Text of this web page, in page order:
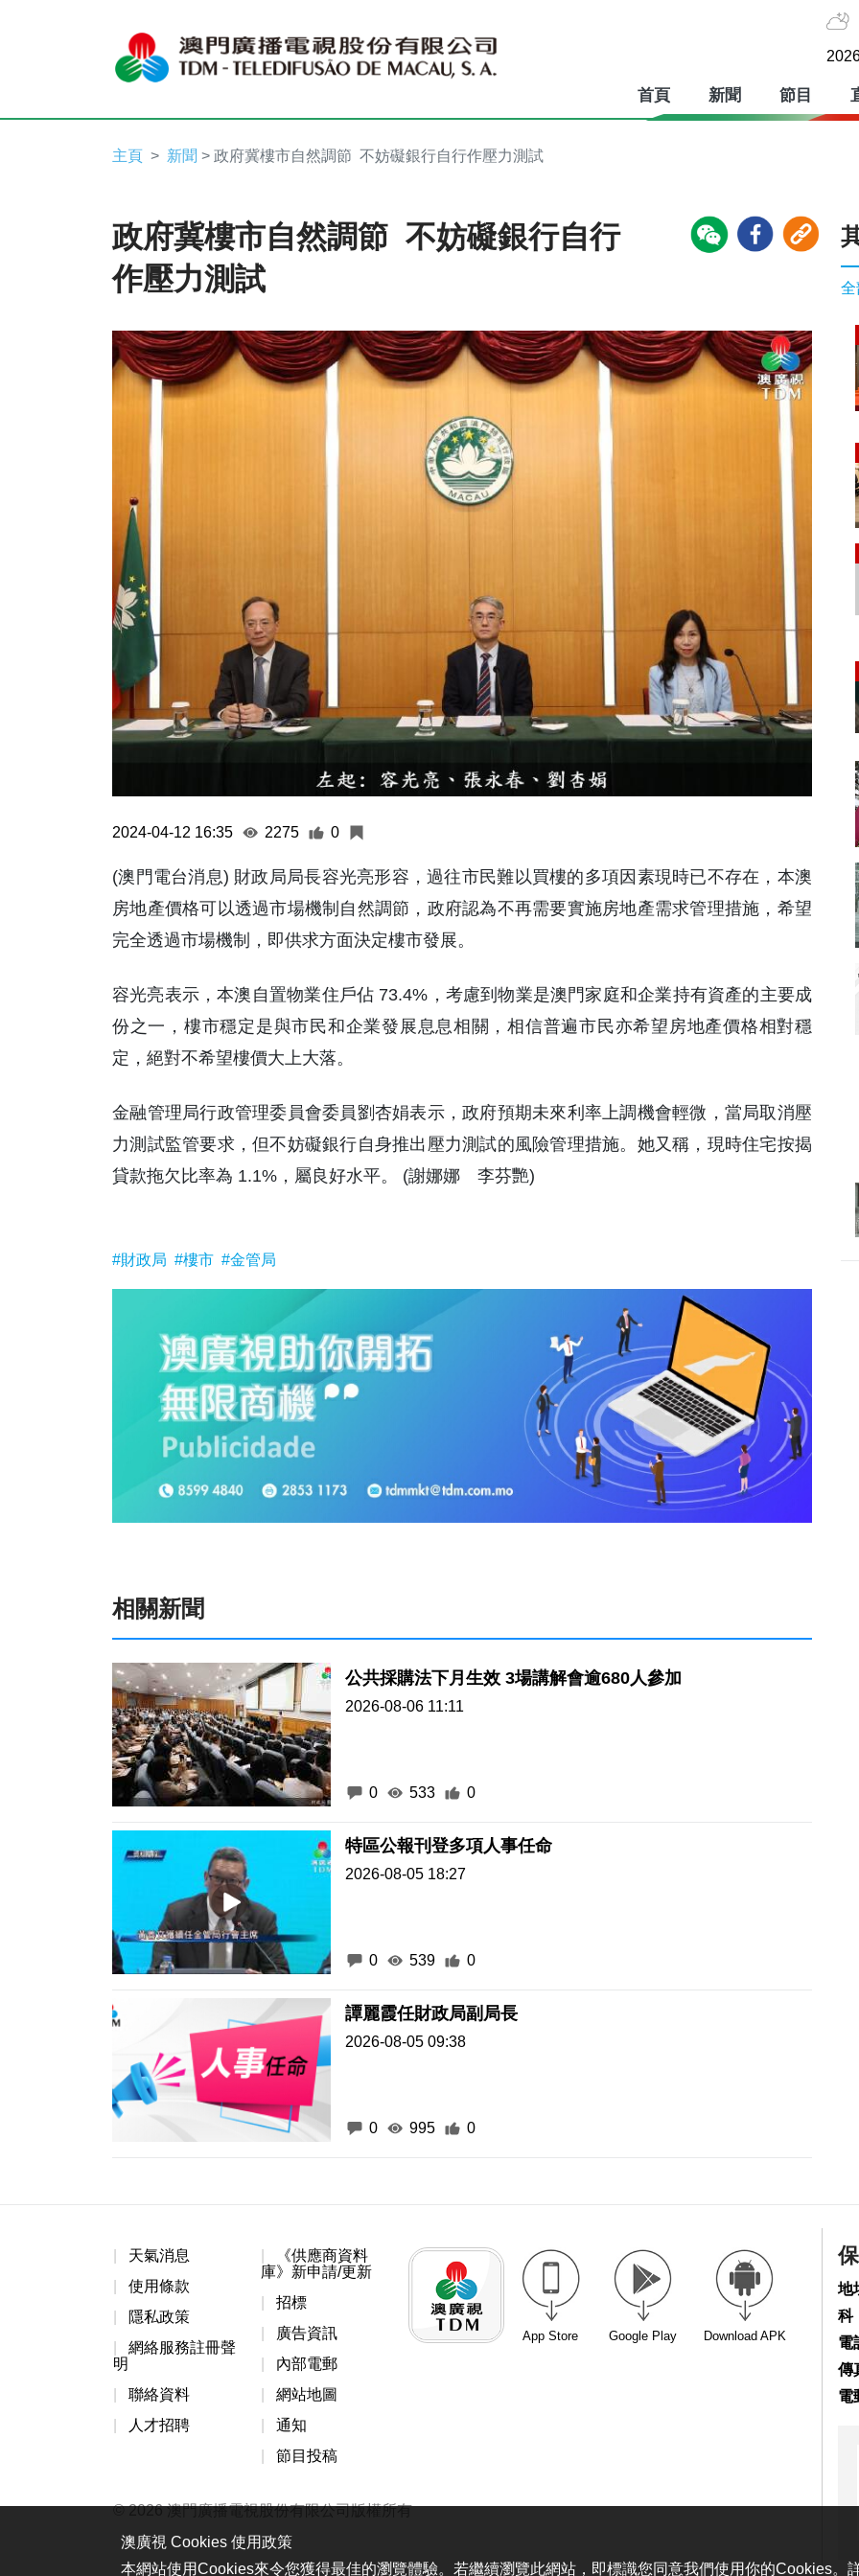
首頁 新聞 節目
主頁 新聞 > 政府冀樓市自然調節 不妨礙銀行自行作壓力測試
政府冀樓市自然調節 不妨礙銀行自行
作壓力測試
2024-04-12 16:35 2275 0
(澳門電台消息) 財政局局長容光亮形容，過往市民難以買樓的多項因素現時已不存在，本澳
房地產價格可以透過市場機制自然調節，政府認為不再需要實施房地產需求管理措施，希望
完全透過市場機制，即供求方面決定樓市發展。
容光亮表示，本澳自置物業住戶佔 73.4%，考慮到物業是澳門家庭和企業持有資產的主要成
份之一，樓市穩定是與市民和企業發展息息相關，相信普遍市民亦希望房地產價格相對穩
定，絕對不希望樓價大上大落。
金融管理局行政管理委員會委員劉杏娟表示，政府預期未來利率上調機會輕微，當局取消壓
力測試監管要求，但不妨礙銀行自身推出壓力測試的風險管理措施。她又稱，現時住宅按揭
貸款拖欠比率為 1.1%，屬良好水平。 (謝娜娜 李芬艷)
#財政局 #樓市 #金管局
相關新聞
公共採購法下月生效 3場講解會逾680人參加
2026-08-06 11:11
0 533 0
特區公報刊登多項人事任命
2026-08-05 18:27
0 539 0
譚麗霞任財政局副局長
2026-08-05 09:38
0 995 0
全
天氣消息
使用條款
隱私政策
網絡服務註冊聲
明
聯絡資料
人才招聘
《供應商資料
庫》新申請/更新
招標
廣告資訊
內部電郵
網站地圖
通知
節目投稿
App Store Google Play Download APK
© 2026 澳門廣播電視股份有限公司版權所有
地
科
電
傳
電
澳廣視 Cookies 使用政策
本網站使用Cookies來令您獲得最佳的瀏覽體驗。若繼續瀏覽此網站，即標識您同意我們使用你的Cookies。